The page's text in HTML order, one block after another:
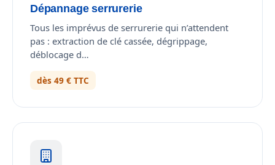
Dépannage serrurerie
Tous les imprévus de serrurerie qui n’attendent
pas : extraction de clé cassée, dégrippage,
déblocage d…
dès 49 € TTC